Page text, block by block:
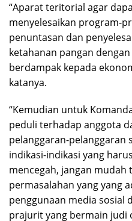
“Aparat teritorial agar
menyelesaikan program-
penuntasan dan
ketahanan pangan
berdampak kepada
katanya.
“Kemudian untuk
peduli terhadap anggota
pelanggaran-pelanggaran
indikasi-indikasi yang
mencegah, jangan mudah
permasalahan yang yang
penggunaan media sosial
prajurit yang bermain judi